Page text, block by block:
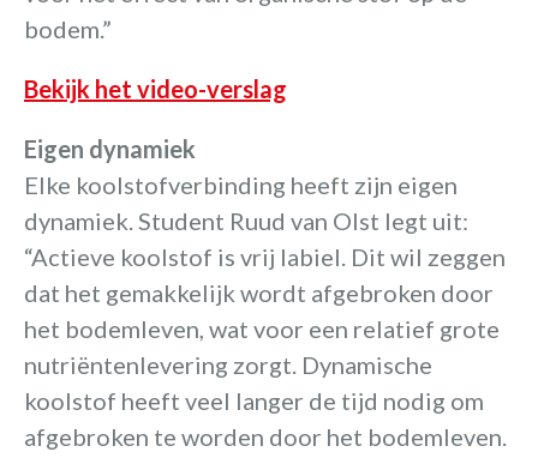
bodem.”
Bekijk het video-verslag
Eigen dynamiek
Elke koolstofverbinding heeft zijn eigen
dynamiek. Student Ruud van Olst legt uit:
“Actieve koolstof is vrij labiel. Dit wil zeggen
dat het gemakkelijk wordt afgebroken door
het bodemleven, wat voor een relatief grote
nutriëntenlevering zorgt. Dynamische
koolstof heeft veel langer de tijd nodig om
afgebroken te worden door het bodemleven.